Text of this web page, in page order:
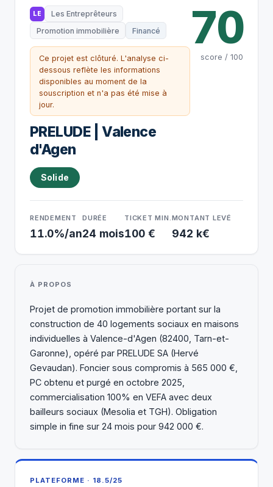
LE
Les Entreprêteurs
Promotion immobilière
Financé
Ce projet est clôturé. L'analyse ci-
dessous reflète les informations
disponibles au moment de la
souscription et n'a pas été mise à
jour.
PRELUDE | Valence
d'Agen
Solide
70
score / 100
RENDEMENT
11.0%/an
DURÉE
24 mois
TICKET MIN.
100 €
MONTANT LEVÉ
942 k€
À PROPOS
Projet de promotion immobilière portant sur la
construction de 40 logements sociaux en maisons
individuelles à Valence-d'Agen (82400, Tarn-et-
Garonne), opéré par PRELUDE SA (Hervé
Gevaudan). Foncier sous compromis à 565 000 €,
PC obtenu et purgé en octobre 2025,
commercialisation 100% en VEFA avec deux
bailleurs sociaux (Mesolia et TGH). Obligation
simple in fine sur 24 mois pour 942 000 €.
PLATEFORME · 18.5/25